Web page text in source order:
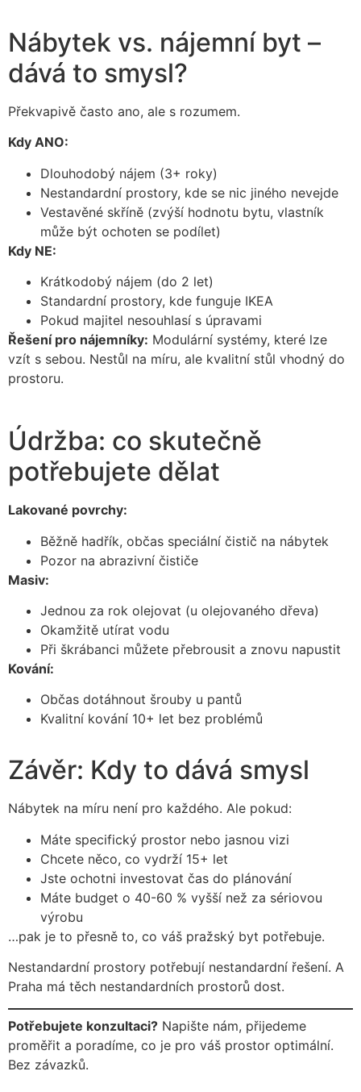
Nábytek vs. nájemní byt –
dává to smysl?
Překvapivě často ano, ale s rozumem.
Kdy ANO:
Dlouhodobý nájem (3+ roky)
Nestandardní prostory, kde se nic jiného nevejde
Vestavěné skříně (zvýší hodnotu bytu, vlastník
může být ochoten se podílet)
Kdy NE:
Krátkodobý nájem (do 2 let)
Standardní prostory, kde funguje IKEA
Pokud majitel nesouhlasí s úpravami
Řešení pro nájemníky: Modulární systémy, které lze
vzít s sebou. Nestůl na míru, ale kvalitní stůl vhodný do
prostoru.
Údržba: co skutečně
potřebujete dělat
Lakované povrchy:
Běžně hadřík, občas speciální čistič na nábytek
Pozor na abrazivní čističe
Masiv:
Jednou za rok olejovat (u olejovaného dřeva)
Okamžitě utírat vodu
Při škrábanci můžete přebrousit a znovu napustit
Kování:
Občas dotáhnout šrouby u pantů
Kvalitní kování 10+ let bez problémů
Závěr: Kdy to dává smysl
Nábytek na míru není pro každého. Ale pokud:
Máte specifický prostor nebo jasnou vizi
Chcete něco, co vydrží 15+ let
Jste ochotni investovat čas do plánování
Máte budget o 40-60 % vyšší než za sériovou
výrobu
…pak je to přesně to, co váš pražský byt potřebuje.
Nestandardní prostory potřebují nestandardní řešení. A
Praha má těch nestandardních prostorů dost.
Potřebujete konzultaci? Napište nám, přijedeme
proměřit a poradíme, co je pro váš prostor optimální.
Bez závazků.